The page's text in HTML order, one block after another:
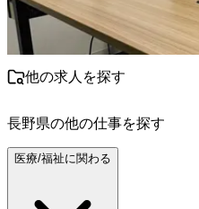
他の求人を探す
長野県の他の仕事を探す
医療/福祉に関わる